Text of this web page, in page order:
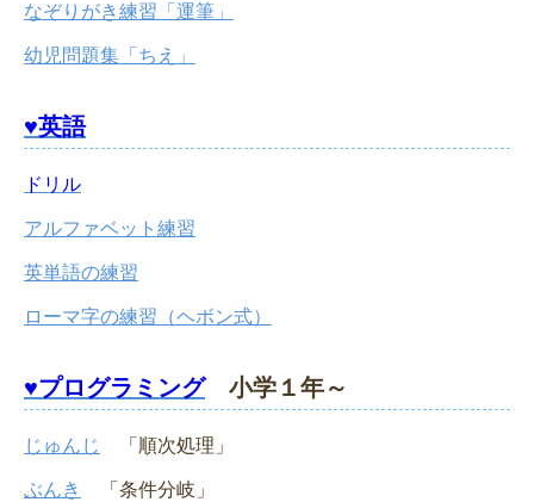
なぞりがき練習「運筆」
幼児問題集「ちえ」
♥英語
ドリル
アルファベット練習
英単語の練習
ローマ字の練習（ヘボン式）
♥プログラミング小学１年～
じゅんじ 「順次処理」
ぶんき 「条件分岐」